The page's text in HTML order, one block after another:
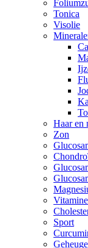
Tonica
Visolie
Haar en
Zon
Sport